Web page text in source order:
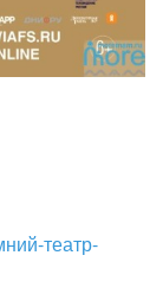
театр-